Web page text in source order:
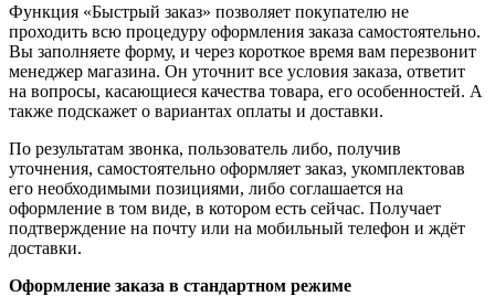
Функция «Быстрый заказ» позволяет покупателю не
проходить всю процедуру оформления заказа самостоятельно.
Вы заполняете форму, и через короткое время вам перезвонит
менеджер магазина. Он уточнит все условия заказа, ответит
на вопросы, касающиеся качества товара, его особенностей. А
также подскажет о вариантах оплаты и доставки.
По результатам звонка, пользователь либо, получив
уточнения, самостоятельно оформляет заказ, укомплектовав
его необходимыми позициями, либо соглашается на
оформление в том виде, в котором есть сейчас. Получает
подтверждение на почту или на мобильный телефон и ждёт
доставки.
Оформление заказа в стандартном режиме